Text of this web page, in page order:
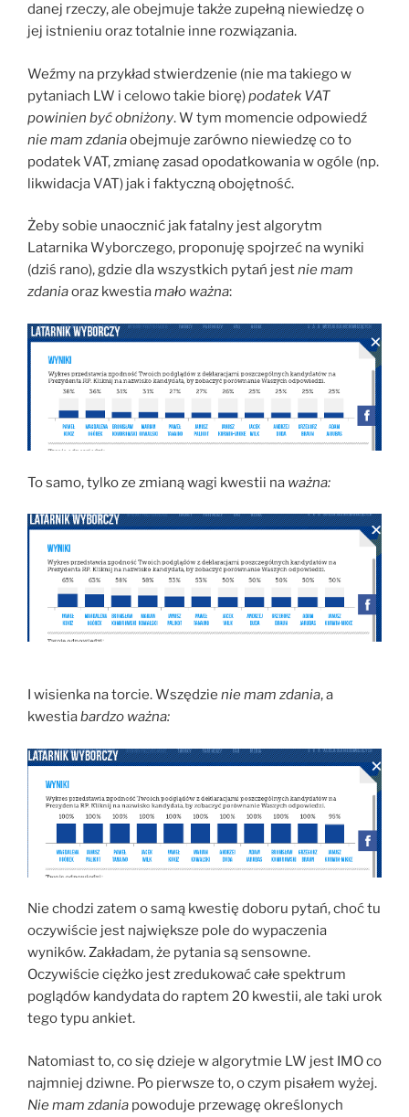
danej rzeczy, ale obejmuje także zupełną niewiedzę o
jej istnieniu oraz totalnie inne rozwiązania.
Weźmy na przykład stwierdzenie (nie ma takiego w
pytaniach LW i celowo takie biorę)podatek VAT
powinien być obniżony. W tym momencie odpowiedź
nie mam zdaniaobejmuje zarówno niewiedzę co to
podatek VAT, zmianę zasad opodatkowania w ogóle (np.
likwidacja VAT) jak i faktyczną obojętność.
Żeby sobie unaocznić jak fatalny jest algorytm
Latarnika Wyborczego, proponuję spojrzeć na wyniki
(dziś rano), gdzie dla wszystkich pytań jestnie mam
zdaniaoraz kwestiamało ważna:
To samo, tylko ze zmianą wagi kwestii na ważna:
I wisienka na torcie. Wszędzie nie mam zdania, a
kwestiabardzo ważna:
Nie chodzi zatem o samą kwestię doboru pytań, choć tu
oczywiście jest największe pole do wypaczenia
wyników. Zakładam, że pytania są sensowne.
Oczywiście ciężko jest zredukować całe spektrum
poglądów kandydata do raptem 20 kwestii, ale taki urok
tego typu ankiet.
Natomiast to, co się dzieje w algorytmie LW jest IMO co
najmniej dziwne. Po pierwsze to, o czym pisałem wyżej.
Nie mam zdania powoduje przewagę określonych